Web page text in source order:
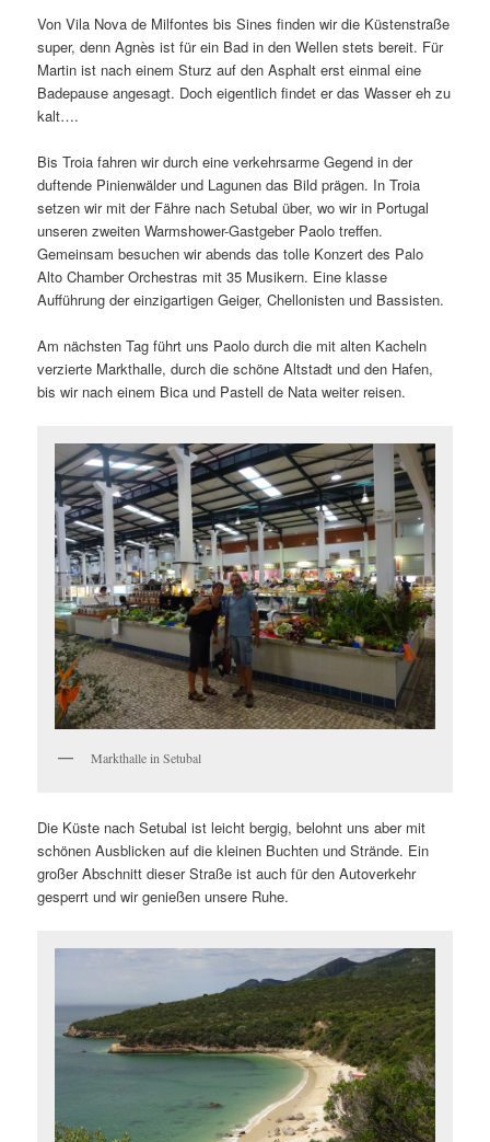
Von Vila Nova de Milfontes bis Sines finden wir die Küstenstraße
super, denn Agnès ist für ein Bad in den Wellen stets bereit. Für
Martin ist nach einem Sturz auf den Asphalt erst einmal eine
Badepause angesagt. Doch eigentlich findet er das Wasser eh zu
kalt….
Bis Troia fahren wir durch eine verkehrsarme Gegend in der
duftende Pinienwälder und Lagunen das Bild prägen. In Troia
setzen wir mit der Fähre nach Setubal über, wo wir in Portugal
unseren zweiten Warmshower-Gastgeber Paolo treffen.
Gemeinsam besuchen wir abends das tolle Konzert des Palo
Alto Chamber Orchestras mit 35 Musikern. Eine klasse
Aufführung der einzigartigen Geiger, Chellonisten und Bassisten.
Am nächsten Tag führt uns Paolo durch die mit alten Kacheln
verzierte Markthalle, durch die schöne Altstadt und den Hafen,
bis wir nach einem Bica und Pastell de Nata weiter reisen.
Markthalle in Setubal
Die Küste nach Setubal ist leicht bergig, belohnt uns aber mit
schönen Ausblicken auf die kleinen Buchten und Strände. Ein
großer Abschnitt dieser Straße ist auch für den Autoverkehr
gesperrt und wir genießen unsere Ruhe.